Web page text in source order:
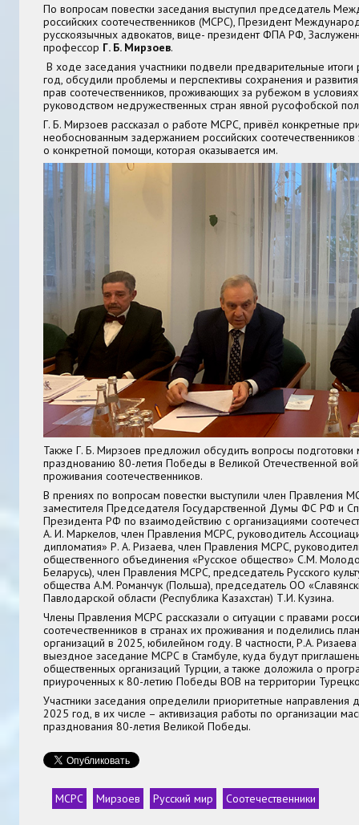
По вопросам повестки заседания выступил председатель
российских соотечественников (МСРС), Президент
русскоязычных адвокатов, вице- президент ФПА РФ,
профессор Г. Б. Мирзоев.
В ходе заседания участники подвели предварительные
год, обсудили проблемы и перспективы сохранения и
прав соотечественников, проживающих за рубежом в
руководством недружественных стран явной русофобской
Г. Б. Мирзоев рассказал о работе МСРС, привёл конкретные
необоснованным задержанием российских
о конкретной помощи, которая оказывается им.
Также Г. Б. Мирзоев предложил обсудить вопросы подготовки
празднованию 80-летия Победы в Великой Отечественной
проживания соотечественников.
В прениях по вопросам повестки выступили член Правления
заместителя Председателя Государственной Думы ФС РФ и
Президента РФ по взаимодействию с организациями
А. И. Маркелов, член Правления МСРС, руководитель
дипломатия» Р. А. Ризаева, член Правления МСРС,
общественного объединения «Русское общество» С.М.
Беларусь), член Правления МСРС, председатель Русского
общества А.М. Романчук (Польша), председатель ОО
Павлодарской области (Республика Казахстан) Т.И. Кузина.
Члены Правления МСРС рассказали о ситуации с правами
соотечественников в странах их проживания и поделились
организаций в 2025, юбилейном году. В частности, Р.А.
выездное заседание МСРС в Стамбуле, куда будут
общественных организаций Турции, а также доложила о
приуроченных к 80-летию Победы ВОВ на территории
Участники заседания определили приоритетные направления
2025 год, в их числе – активизация работы по организации
празднования 80-летия Великой Победы.
МСРС Мирзоев Русский мир Соотечественники